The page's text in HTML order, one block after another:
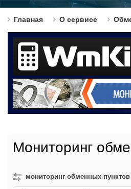
Главная О сервисе
Мониторинг
мониторинг обменных